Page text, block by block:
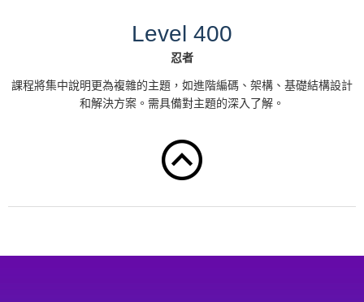
Manager, AWS
14:20
換場時間
– Unlocking Business Values in Vertical
講師: Ivan Cheng, Solutions Architect, AWS
Level 400
忍者
課程將集中說明更為複雜的主題，如進階編碼、架構、基礎結構設計
和解決方案。需具備對主題的深入了解。